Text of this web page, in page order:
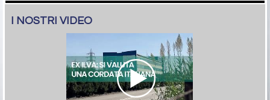
I NOSTRI VIDEO